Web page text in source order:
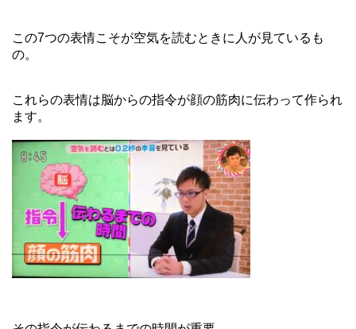
この7つの表情こそが空気を読むときに人が見ているも
の。
これらの表情は脳からの指令が顔の筋肉に伝わって作られ
ます。